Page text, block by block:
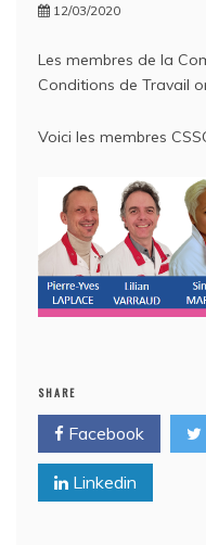
12/03/2020
Les membres de la
Conditions de Travail
Voici les membres
SHARE
Facebook
Linkedin